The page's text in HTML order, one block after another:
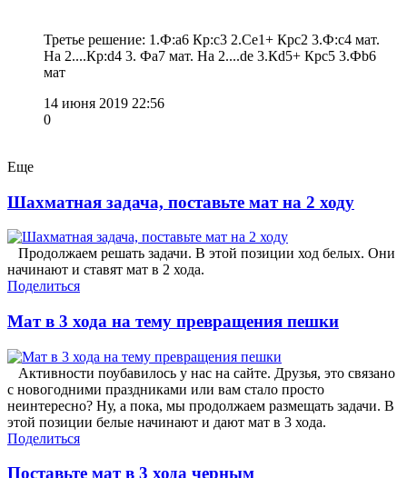
Третье решение: 1.Ф:а6 Кр:c3 2.Ce1+ Крс2 3.Ф:с4 мат.
На 2....Кр:d4 3. Фа7 мат. На 2....de 3.Кd5+ Крc5 3.Фb6
мат
14 июня 2019 22:56
0
Еще
Шахматная задача, поставьте мат на 2 ходу
Продолжаем решать задачи. В этой позиции ход белых. Они
начинают и ставят мат в 2 хода.
Поделиться
Мат в 3 хода на тему превращения пешки
Активности поубавилось у нас на сайте. Друзья, это связано
с новогодними праздниками или вам стало просто
неинтересно? Ну, а пока, мы продолжаем размещать задачи. В
этой позиции белые начинают и дают мат в 3 хода.
Поделиться
Поставьте мат в 3 хода черным